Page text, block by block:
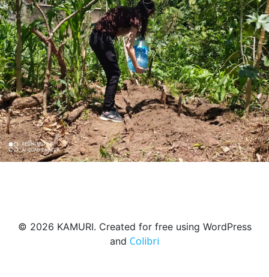
© 2026 KAMURI. Created for free using WordPress
and Colibri